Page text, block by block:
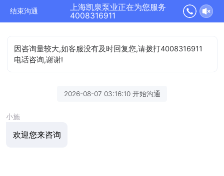
结束沟通
上海凯泉泵业正在为您服务
4008316911
因咨询量较大,如客服没有及时回复您,请拨打4008316911
电话咨询,谢谢!
2026-08-07 03:16:10 开始沟通
小施
欢迎您来咨询